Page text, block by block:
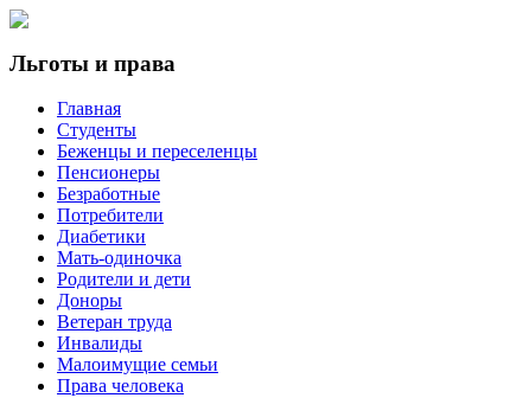
Льготы и права
Главная
Студенты
Беженцы и переселенцы
Пенсионеры
Безработные
Потребители
Диабетики
Мать-одиночка
Родители и дети
Доноры
Ветеран труда
Инвалиды
Малоимущие семьи
Права человека